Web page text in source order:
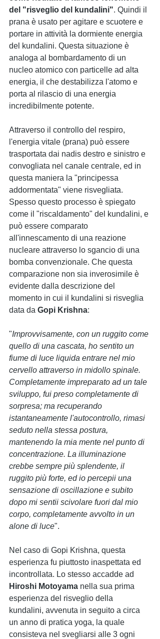
del "risveglio del kundalini". Quindi il
prana è usato per agitare e scuotere e
portare in attività la dormiente energia
del kundalini. Questa situazione è
analoga al bombardamento di un
nucleo atomico con particelle ad alta
energia, il che destabilizza l'atomo e
porta al rilascio di una energia
incredibilmente potente.
Attraverso il controllo del respiro,
l'energia vitale (prana) può essere
trasportata dai nadis destro e sinistro e
convogliata nel canale centrale, ed in
questa maniera la "principessa
addormentata" viene risvegliata.
Spesso questo processo è spiegato
come il "riscaldamento" del kundalini, e
può essere comparato
all'innescamento di una reazione
nucleare attraverso lo sgancio di una
bomba convenzionale. Che questa
comparazione non sia inverosimile è
evidente dalla descrizione del
momento in cui il kundalini si risveglia
data da Gopi Krishna:
"Improvvisamente, con un ruggito come
quello di una cascata, ho sentito un
fiume di luce liquida entrare nel mio
cervello attraverso in midollo spinale.
Completamente impreparato ad un tale
sviluppo, fui preso completamente di
sorpresa; ma recuperando
istantaneamente l'autocontrollo, rimasi
seduto nella stessa postura,
mantenendo la mia mente nel punto di
concentrazione. La illuminazione
crebbe sempre più splendente, il
ruggito più forte, ed io percepii una
sensazione di oscillazione e subito
dopo mi sentii scivolare fuori dal mio
corpo, completamente avvolto in un
alone di luce".
Nel caso di Gopi Krishna, questa
esperienza fu piuttosto inaspettata ed
incontrollata. Lo stesso accadde ad
Hiroshi Motoyama nella sua prima
esperienza del risveglio della
kundalini, avvenuta in seguito a circa
un anno di pratica yoga, la quale
consisteva nel svegliarsi alle 3 ogni